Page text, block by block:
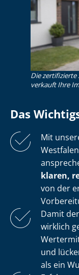
Die zertifizierte
verkauft Ihre
Das
Mit
klaren,
von der
Damit der
wirklich
und
als ein